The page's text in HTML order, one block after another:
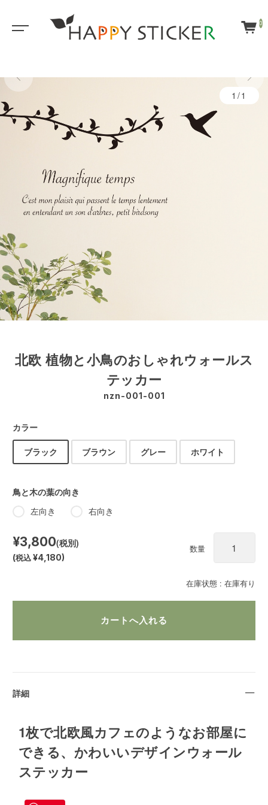
0
1/1
北欧 植物と小鳥のおしゃれウォールス
テッカー
nzn-001-001
カラー
ブラック ブラウン グレー ホワイト
鳥と木の葉の向き
左向き
右向き
在庫状態 : 在庫有り
¥3,800(税別)
(税込¥4,180)
数量
詳細
1枚で北欧風カフェのようなお部屋に
できる、かわいいデザインウォール
ステッカー